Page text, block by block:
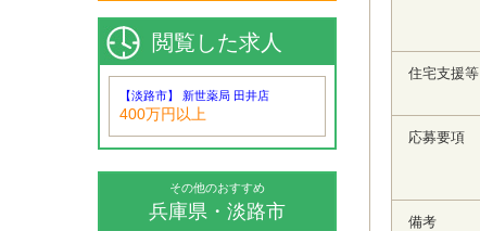
閲覧した求人
【淡路市】 新世薬局 田井店
400万円以上
その他のおすすめ
兵庫県・淡路市
住宅支援等
応募要項
備考